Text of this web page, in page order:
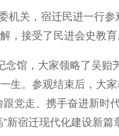
机关，宿迁民进一行
，接受了民进会史教育
念馆，大家领略了吴贻
生。参观结束后，大
跟党走、携手奋进新时
”新宿迁现代化建设新篇